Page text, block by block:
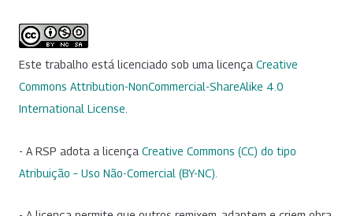
Este trabalho está licenciado sob uma licença Creative
Commons Attribution-NonCommercial-ShareAlike 4.0
International License
- A RSP adota a licença Creative Commons (CC) do tipo
Atribuição – Uso Não-Comercial (BY-NC)